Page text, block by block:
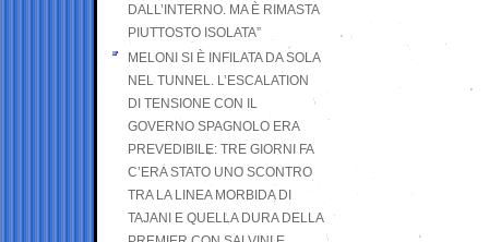
DALL’INTERNO. MA È RIMASTA
PIUTTOSTO ISOLATA”
MELONI SI È INFILATA DA SOLA
NEL TUNNEL. L’ESCALATION
DI TENSIONE CON IL
GOVERNO SPAGNOLO ERA
PREVEDIBILE: TRE GIORNI FA
C’ERA STATO UNO SCONTRO
TRA LA LINEA MORBIDA DI
TAJANI E QUELLA DURA DELLA